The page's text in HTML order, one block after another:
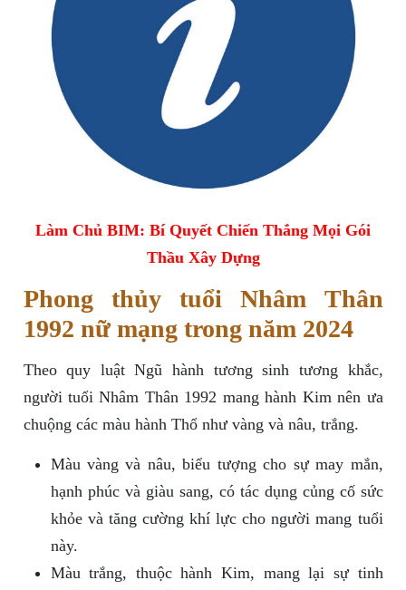
Làm Chủ BIM: Bí Quyết Chiến Thắng Mọi Gói
Thầu Xây Dựng
Phong thủy tuổi Nhâm Thân
1992 nữ mạng trong năm 2024
Theo quy luật Ngũ hành tương sinh tương khắc,
người tuổi Nhâm Thân 1992 mang hành Kim nên ưa
chuộng các màu hành Thổ như vàng và nâu, trắng.
Màu vàng và nâu, biểu tượng cho sự may mắn,
hạnh phúc và giàu sang, có tác dụng củng cố sức
khỏe và tăng cường khí lực cho người mang tuổi
này.
Màu trắng, thuộc hành Kim, mang lại sự tinh